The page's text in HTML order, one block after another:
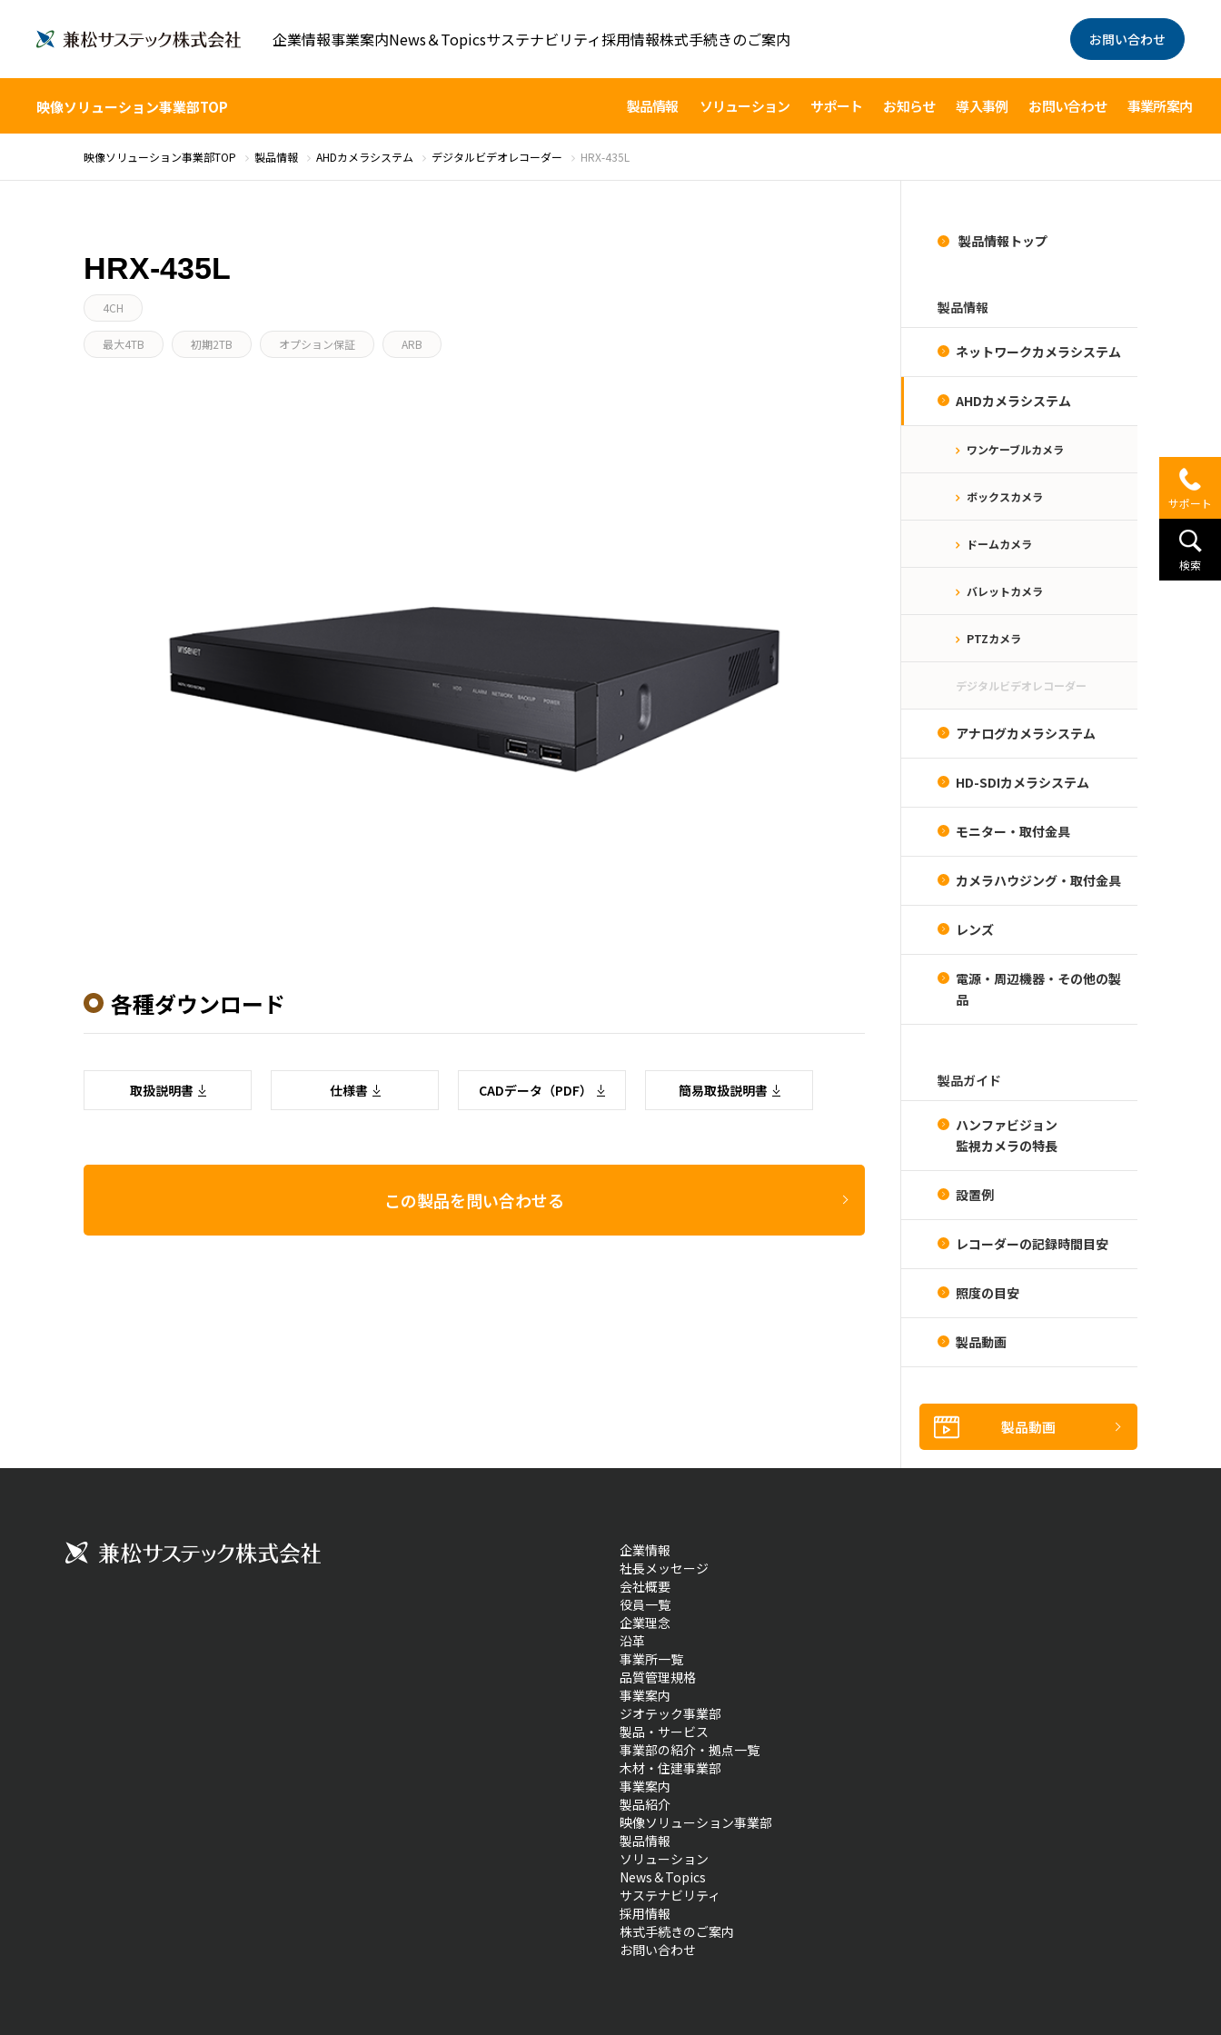
企業情報事業案内News＆Topicsサステナビリティ採用情報株式手続きのご案内 お問い合わせ
映像ソリューション事業部TOP 製品情報 ソリューション サポート お知らせ 導入事例 お問い合わせ 事業所案内
映像ソリューション事業部TOP 製品情報 AHDカメラシステム デジタルビデオレコーダー HRX-435L
HRX-435L
4CH
最大4TB 初期2TB オプション保証 ARB
各種ダウンロード
取扱説明書 仕様書 CADデータ（PDF） 簡易取扱説明書
この製品を問い合わせる
製品情報トップ
製品情報
ネットワークカメラシステム
AHDカメラシステム
ワンケーブルカメラ
ボックスカメラ
ドームカメラ
バレットカメラ
PTZカメラ
デジタルビデオレコーダー
アナログカメラシステム
HD-SDIカメラシステム
モニター・取付金具
カメラハウジング・取付金具
レンズ
電源・周辺機器・その他の製
品
製品ガイド
ハンファビジョン
監視カメラの特長
設置例
レコーダーの記録時間目安
照度の目安
製品動画
製品動画
企業情報
社長メッセージ
会社概要
役員一覧
企業理念
沿革
事業所一覧
品質管理規格
事業案内
ジオテック事業部
製品・サービス
事業部の紹介・拠点一覧
木材・住建事業部
事業案内
製品紹介
映像ソリューション事業部
製品情報
ソリューション
News＆Topics
サステナビリティ
採用情報
株式手続きのご案内
お問い合わせ
サポート
検索